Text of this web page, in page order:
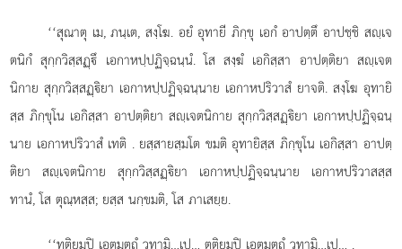
‘‘สุณาตุ เม, ภนฺเต, สงฺโฆ. อยํ อุทายี ภิกฺขุ เอกํ อาปตฺตึ อาปชฺชิ สฺเจ
ตนิกํ สุกฺกวิสฺสฏฺึ เอกาหปฺปฏิจฺฉนฺนํ. โส สงฺฆํ เอกิสฺสา อาปตฺติยา สฺเจต
นิกาย สุกฺกวิสฺสฏฺิยา เอกาหปฺปฏิจฺฉนฺนาย เอกาหปริวาสํ ยาจติ. สงฺโฆ อุทายิ
สฺส ภิกฺขุโน เอกิสฺสา อาปตฺติยา สฺเจตนิกาย สุกฺกวิสฺสฏฺิยา เอกาหปฺปฏิจฺฉนฺ
นาย เอกาหปริวาสํ เทติ . ยสฺสายสฺมโต ขมติ อุทายิสฺส ภิกฺขุโน เอกิสฺสา อาปตฺ
ติยา สฺเจตนิกาย สุกฺกวิสฺสฏฺิยา เอกาหปฺปฏิจฺฉนฺนาย เอกาหปริวาสสฺส
ทานํ, โส ตุณฺหสฺส; ยสฺส นกฺขมติ, โส ภาเสยฺย.
‘‘ทุติยมฺปิ เอตมตฺถํ วทามิ…เป… ตติยมฺปิ เอตมตฺถํ วทามิ…เป… .